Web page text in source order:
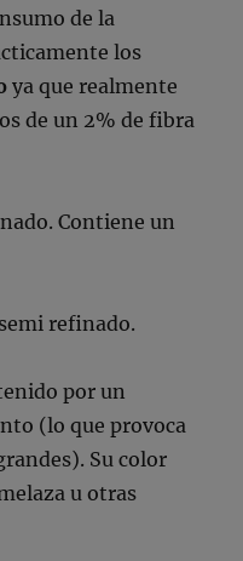
de la
los
ya que realmente
de un 2% de fibra
Contiene un
refinado.
por un
(lo que provoca
Su color
u otras